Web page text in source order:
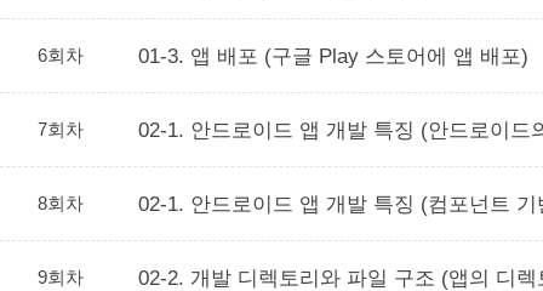
6회차 01-3. 앱 배포 (구글 Play 스토어에 앱 배포)
7회차 02-1. 안드로이드 앱 개발 특징 (안드로이
8회차 02-1. 안드로이드 앱 개발 특징 (컴포넌트
9회차 02-2. 개발 디렉토리와 파일 구조 (앱의 디